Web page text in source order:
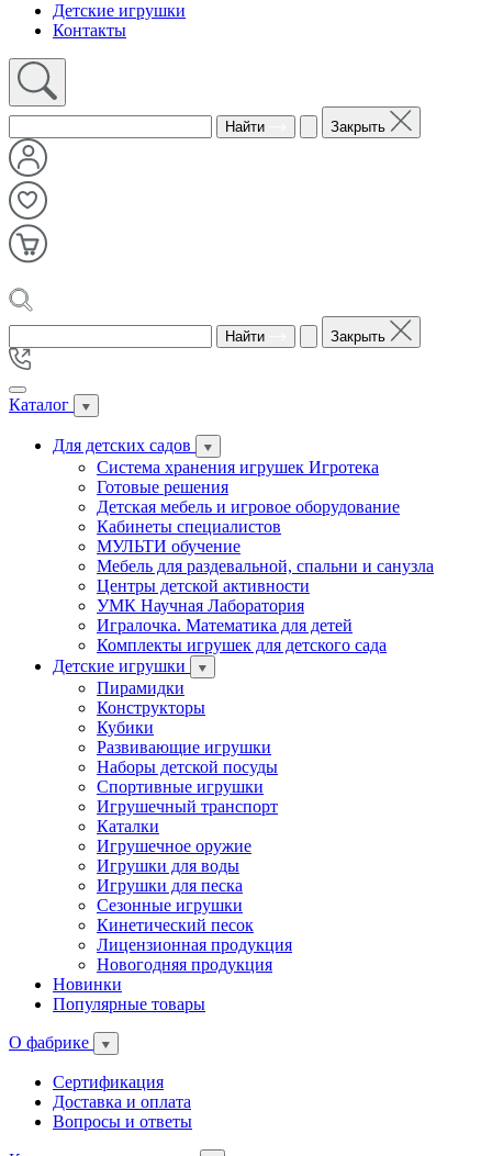
Детские игрушки
Контакты
Найти Закрыть
Найти Закрыть
Каталог
Для детских садов
Система хранения игрушек Игротека
Готовые решения
Детская мебель и игровое оборудование
Кабинеты специалистов
МУЛЬТИ обучение
Мебель для раздевальной, спальни и санузла
Центры детской активности
УМК Научная Лаборатория
Игралочка. Математика для детей
Комплекты игрушек для детского сада
Детские игрушки
Пирамидки
Конструкторы
Кубики
Развивающие игрушки
Наборы детской посуды
Спортивные игрушки
Игрушечный транспорт
Каталки
Игрушечное оружие
Игрушки для воды
Игрушки для песка
Сезонные игрушки
Кинетический песок
Лицензионная продукция
Новогодняя продукция
Новинки
Популярные товары
О фабрике
Сертификация
Доставка и оплата
Вопросы и ответы